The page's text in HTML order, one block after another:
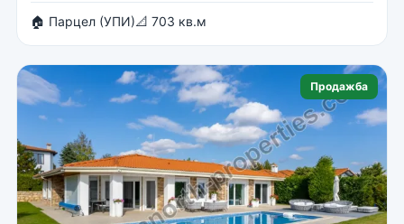
🏠 Парцел (УПИ)📐 703 кв.м
Продажба